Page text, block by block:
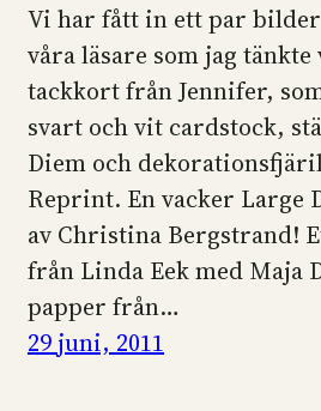
Vi har fått in ett par
våra läsare som jag
tackkort från Jennifer,
svart och vit cardstock,
Diem och
Reprint. En vacker Large
av Christina Bergstrand!
från Linda Eek med Maja
papper från…
29 juni, 2011